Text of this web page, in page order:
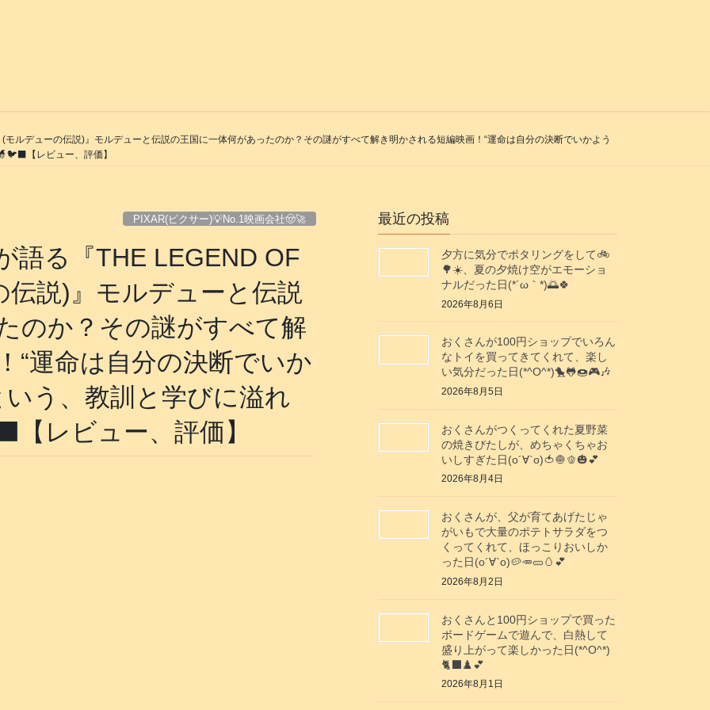
ルデューの伝説)』モルデューと伝説の王国に一体何があったのか？その謎がすべて解き明かされる短編映画！“運命は自分の決断でいかよう
【レビュー、評価】
PIXAR(ピクサー)💡No.1映画会社🤠🚀
語る『THE LEGEND OF
伝説)』モルデューと伝説
のか？その謎がすべて解
“運命は自分の決断でいか
う、教訓と学びに溢れ
【レビュー、評価】
最近の投稿
夕方に気分でポタリングをして🚲️
🌳☀️、夏の夕焼け空がエモーショ
ナルだった日(⁠*⁠´⁠ω⁠｀⁠*⁠)🌅🍀
2026年8月6日
おくさんが100円ショップでいろん
なトイを買ってきてくれて、楽し
い気分だった日(*^O^*)🐤🐸🍩🎮️🎶
2026年8月5日
おくさんがつくってくれた夏野菜
の焼きびたしが、めちゃくちゃお
いしすぎた日(о´∀`о)🍅🧅🫑🎃💕
2026年8月4日
おくさんが、父が育てあげたじゃ
がいもで大量のポテトサラダをつ
くってくれて、ほっこりおいしか
った日(о´∀`о)🥔🥕🥒🥚💕
2026年8月2日
おくさんと100円ショップで買った
ボードゲームで遊んで、白熱して
盛り上がって楽しかった日(*^O^*)
🐈‍⬛♟️💕
2026年8月1日